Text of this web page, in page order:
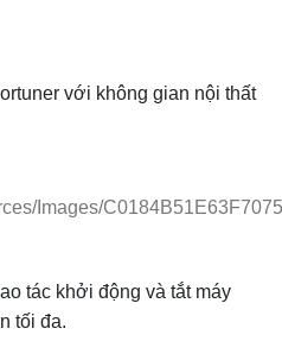
với không gian nội thất
tác khởi động và tắt máy
tối đa.